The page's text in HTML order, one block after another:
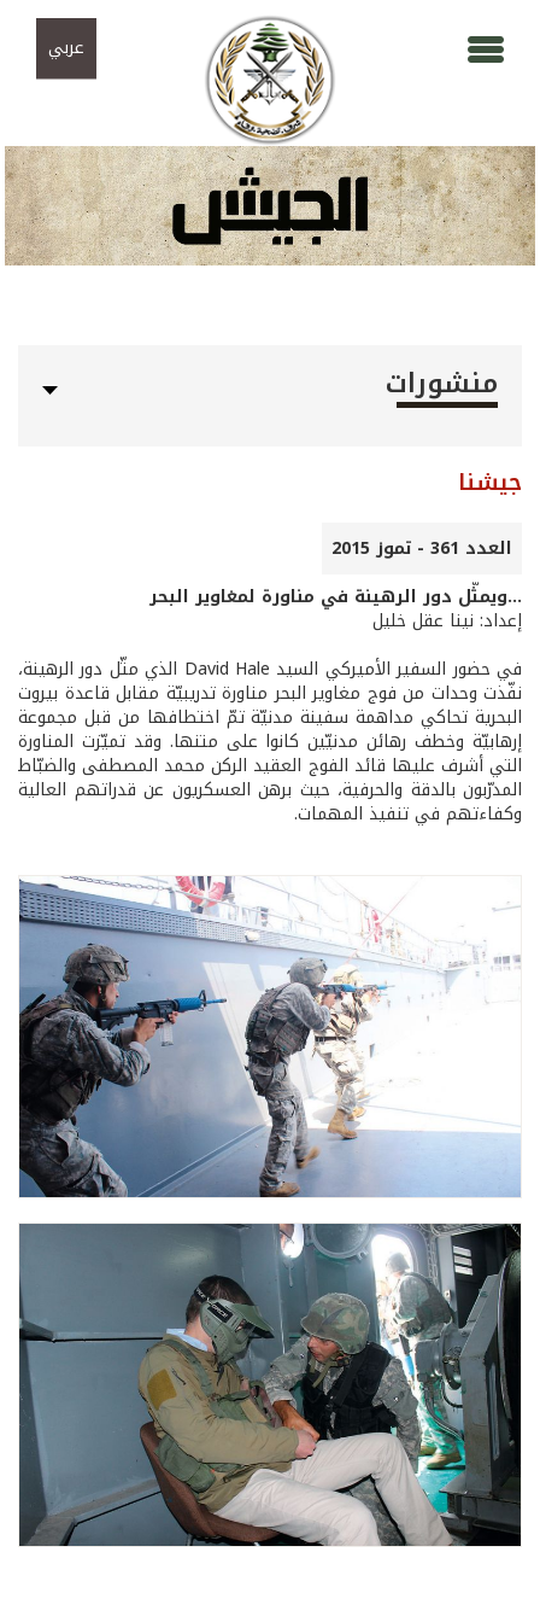
عربي
منشورات
جيشنا
العدد 361 - تموز 2015
...ويمثّل دور الرهينة في مناورة لمغاوير البحر
إعداد: نينا عقل خليل
في حضور السفير الأميركي السيد David Hale الذي مثّل دور الرهينة،
نفّذت وحدات من فوج مغاوير البحر مناورة تدريبيّة مقابل قاعدة بيروت
البحرية تحاكي مداهمة سفينة مدنيّة تمّ اختطافها من قبل مجموعة
إرهابيّة وخطف رهائن مدنيّين كانوا على متنها. وقد تميّزت المناورة
التي أشرف عليها قائد الفوج العقيد الركن محمد المصطفى والضبّاط
المدرّبون بالدقة والحرفية، حيث برهن العسكريون عن قدراتهم العالية
وكفاءتهم في تنفيذ المهمات.